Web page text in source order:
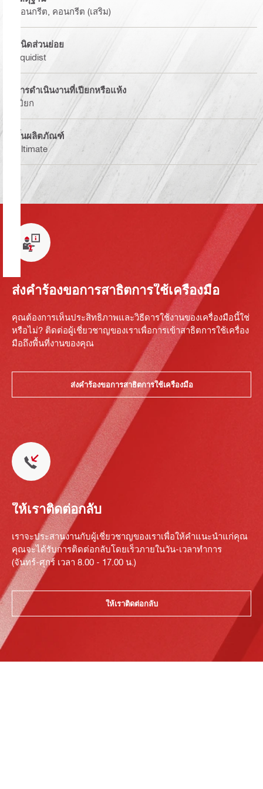
คอนกรีต, คอนกรีต (เสริม)
ชนิดส่วนย่อย
Equidist
การดำเนินงานที่เปียกหรือแห้ง
เปียก
ชั้นผลิตภัณฑ์
Ultimate
ส่งคำร้องขอการสาธิตการใช้เครื่องมือ
คุณต้องการเห็นประสิทธิภาพและวิธีดารใช้งานของเครื่องมือนี้ใช่
หรือไม่? ติดต่อผู้เชี่ยวชาญของเราเพื่อการเข้าสาธิตการใช้เครื่อง
มือถึงพื้นที่งานของคุณ
ส่งคำร้องขอการสาธิตการใช้เครื่องมือ
ให้เราติดต่อกลับ
เราจะประสานงานกับผู้เชี่ยวชาญของเราเพื่อให้คำแนะนำแก่คุณ
คุณจะได้รับการติดต่อกลับโดยเร็วภายในวัน-เวลาทำการ
(จันทร์-ศุกร์ เวลา 8.00 - 17.00 น.)
ให้เราติดต่อกลับ